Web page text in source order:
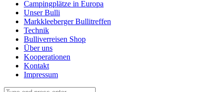
BULLI
VERREISEN
Campingplätze in Europa
Unser Bulli
Markkleeberger Bullitreffen
Technik
Bulliverreisen Shop
Über uns
Kooperationen
Kontakt
Impressum